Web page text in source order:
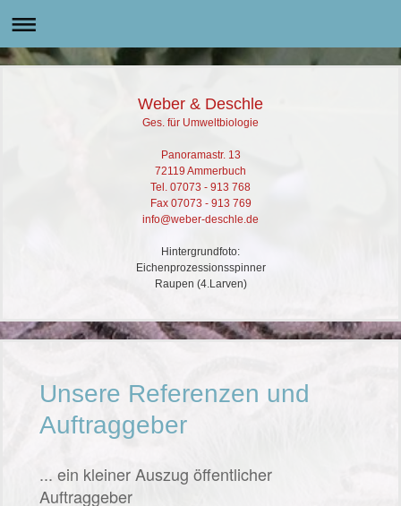
Weber & Deschle
Ges. für Umweltbiologie
Panoramastr. 13
72119 Ammerbuch
Tel. 07073 - 913 768
Fax 07073 - 913 769
info@weber-deschle.de
Hintergrundfoto:
Eichenprozessionsspinner
Raupen (4.Larven)
Unsere Referenzen und
Auftraggeber
... ein kleiner Auszug öffentlicher
Auftraggeber